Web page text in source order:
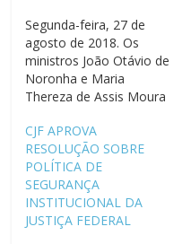
Segunda-feira, 27 de
agosto de 2018. Os
ministros João Otávio de
Noronha e Maria
Thereza de Assis Moura
novos presidente e vice-
presidente do Superior
Tribunal de Justiça (STJ)
na próxima quarta-feira
(29). Na mesma data,
eles também assumem
CJF APROVA
RESOLUÇÃO SOBRE
POLÍTICA DE
SEGURANÇA
INSTITUCIONAL DA
JUSTIÇA FEDERAL